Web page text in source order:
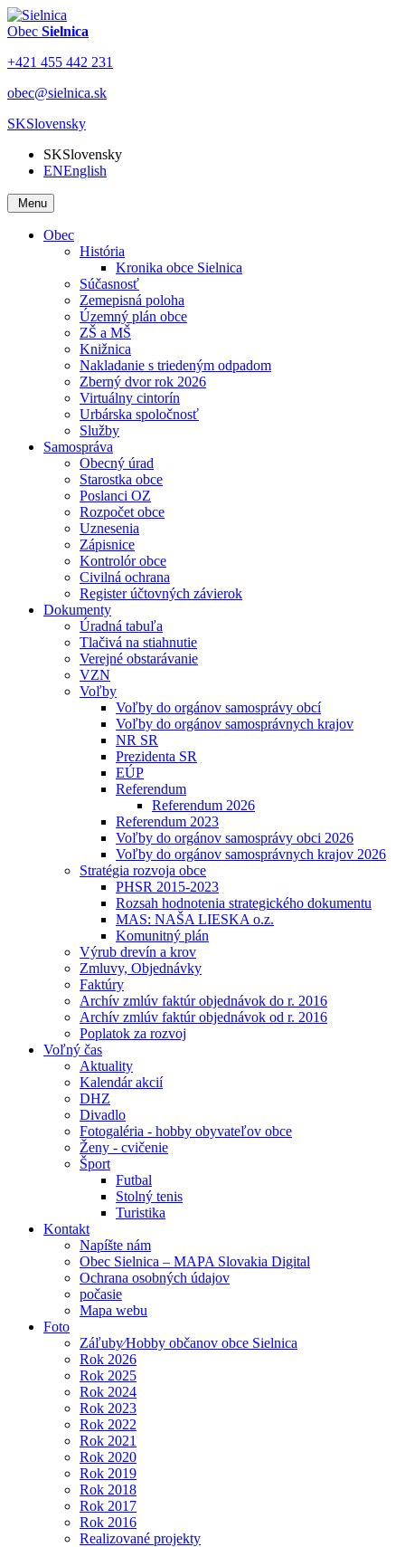
Obec Sielnica
+421 455 442 231
obec@sielnica.sk
SKSlovensky
SKSlovensky
ENEnglish
Menu
Obec
História
Kronika obce Sielnica
Súčasnosť
Zemepisná poloha
Územný plán obce
ZŠ a MŠ
Knižnica
Nakladanie s triedeným odpadom
Zberný dvor rok 2026
Virtuálny cintorín
Urbárska spoločnosť
Služby
Samospráva
Obecný úrad
Starostka obce
Poslanci OZ
Rozpočet obce
Uznesenia
Zápisnice
Kontrolór obce
Civilná ochrana
Register účtovných závierok
Dokumenty
Úradná tabuľa
Tlačivá na stiahnutie
Verejné obstarávanie
VZN
Voľby
Voľby do orgánov samosprávy obcí
Voľby do orgánov samosprávnych krajov
NR SR
Prezidenta SR
EÚP
Referendum
Referendum 2026
Referendum 2023
Voľby do orgánov samosprávy obci 2026
Voľby do orgánov samosprávnych krajov 2026
Stratégia rozvoja obce
PHSR 2015-2023
Rozsah hodnotenia strategického dokumentu
MAS: NAŠA LIESKA o.z.
Komunitný plán
Výrub drevín a krov
Zmluvy, Objednávky
Faktúry
Archív zmlúv faktúr objednávok do r. 2016
Archív zmlúv faktúr objednávok od r. 2016
Poplatok za rozvoj
Voľný čas
Aktuality
Kalendár akcií
DHZ
Divadlo
Fotogaléria - hobby obyvateľov obce
Ženy - cvičenie
Šport
Futbal
Stolný tenis
Turistika
Kontakt
Napíšte nám
Obec Sielnica – MAPA Slovakia Digital
Ochrana osobných údajov
počasie
Mapa webu
Foto
Záľuby⁄Hobby občanov obce Sielnica
Rok 2026
Rok 2025
Rok 2024
Rok 2023
Rok 2022
Rok 2021
Rok 2020
Rok 2019
Rok 2018
Rok 2017
Rok 2016
Realizované projekty